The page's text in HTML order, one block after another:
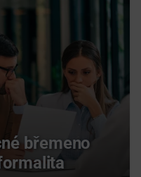
břemeno